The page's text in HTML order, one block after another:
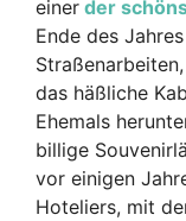
einer der
Ende des
das häßliche
Ehemals
billige
vor einigen
Hoteliers, mit